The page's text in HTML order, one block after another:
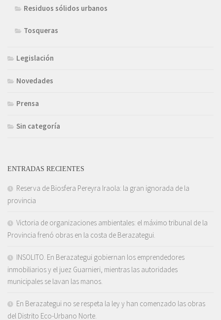
Residuos sólidos urbanos
Tosqueras
Legislación
Novedades
Prensa
Sin categoría
ENTRADAS RECIENTES
Reserva de Biosfera Pereyra Iraola: la gran ignorada de la
provincia
Victoria de organizaciones ambientales: el máximo tribunal de la
Provincia frenó obras en la costa de Berazategui.
INSOLITO. En Berazategui gobiernan los emprendedores
inmobiliarios y el juez Guarnieri, mientras las autoridades
municipales se lavan las manos.
En Berazategui no se respeta la ley y han comenzado las obras
del Distrito Eco-Urbano Norte.